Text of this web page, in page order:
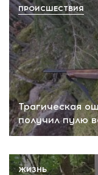
Трагическая
получил пулю
ПРОИСШЕСТВИЯ
ЖИЗНЬ